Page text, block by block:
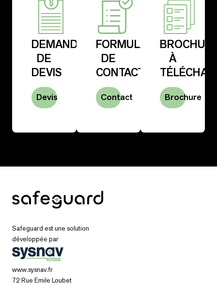
DEMANDE
DE
DEVIS
Devis
FORMULAIRE
DE
CONTACT
Contact
À
Brochure
Safeguard est une solution
développée par
www.sysnav.fr
72 Rue Emile Loubet